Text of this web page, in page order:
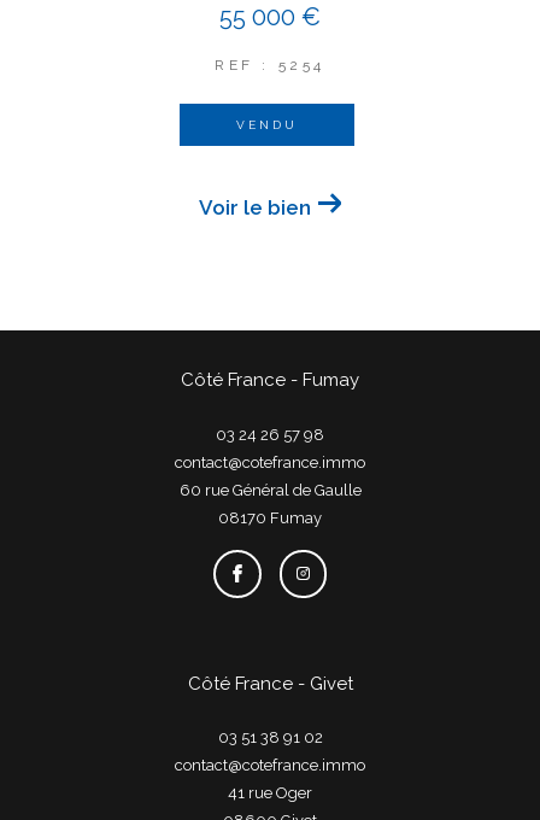
55 000 €
REF : 5254
VENDU
Voir le bien
Côté France - Fumay
03 24 26 57 98
contact@cotefrance.immo
60 rue Général de Gaulle
08170
fumay
Côté France - Givet
03 51 38 91 02
contact@cotefrance.immo
41 rue Oger